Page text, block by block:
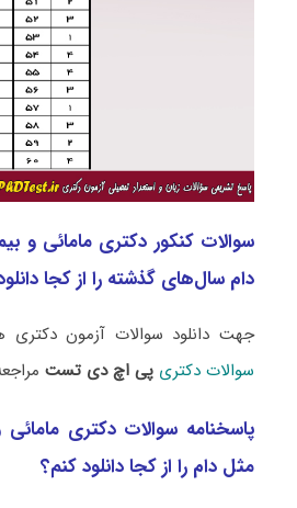
سوالات کنکور دکتری مامائی و
دام سال‌های گذشته را از کجا
جهت دانلود سوالات آزمون
سوالات دکتری پی اچ دی تست
پاسخنامه سوالات دکتری
مثل دام را از کجا دانلود کنم؟